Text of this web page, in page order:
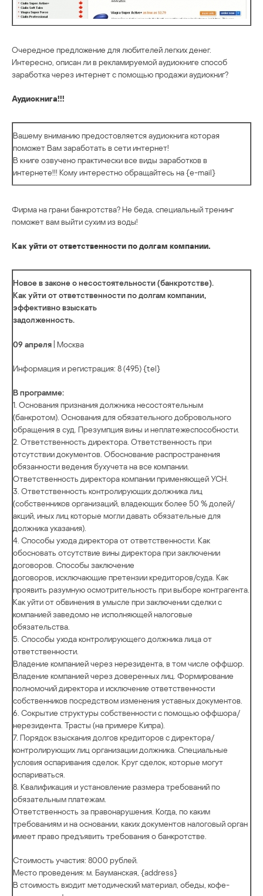
Очередное предложение для любителей легких денег.
Интересно, описан ли в рекламируемой аудиокниге способ
заработка через интернет с помощью продажи аудиокниг?
Аудиокнига!!!
Вашему вниманию предостовляется аудиокнига которая
поможет Вам заработать в сети интернет!
В книге озвучено практически все виды заработков в
интернете!!! Кому интерестно обращайтесь на {e-mail}
Фирма на грани банкротства? Не беда, специальный тренинг
поможет вам выйти сухим из воды!
Как уйти от ответственности по долгам компании.
Новое в законе о несостоятельности (банкротстве).
Как уйти от ответственности по долгам компании,
эффективно взыскать
задолженность.
09 апреля | Москва
Информация и регистрация: 8 (495) {tel}
В программе:
1. Основания признания должника несостоятельным
(банкротом). Основания для обязательного добровольного
обращения в суд. Презумпция вины и неплатежеспособности.
2. Ответственность директора. Ответственность при
отсутствии документов. Обоснование распространения
обязанности ведения бухучета на все компании.
Ответственность директора компании применяющей УСН.
3. Ответственность контролирующих должника лиц
(собственников организаций, владеющих более 50 % долей/
акций, иных лиц которые могли давать обязательные для
должника указания).
4. Способы ухода директора от ответственности. Как
обосновать отсутствие вины директора при заключении
договоров. Способы заключение
договоров, исключающие претензии кредиторов/суда. Как
проявить разумную осмотрительность при выборе контрагента.
Как уйти от обвинения в умысле при заключении сделки с
компанией заведомо не исполняющей налоговые
обязательства.
5. Способы ухода контролирующего должника лица от
ответственности.
Владение компанией через нерезидента, в том числе оффшор.
Владение компанией через доверенных лиц. Формирование
полномочий директора и исключение ответственности
собственников посредством изменения уставных документов.
6. Сокрытие структуры собственности с помощью оффшора/
нерезидента. Трасты (на примере Кипра).
7. Порядок взыскания долгов кредиторов с директора/
контролирующих лиц организации должника. Специальные
условия оспаривания сделок. Круг сделок, которые могут
оспариваться.
8. Квалификация и установление размера требований по
обязательным платежам.
Ответственность за правонарушения. Когда, по каким
требованиям и на основании, каких документов налоговый орган
имеет право предъявить требования о банкротстве.
Стоимость участия: 8000 рублей.
Место проведения: м. Бауманская, {address}
В стоимость входит методический материал, обеды, кофе-